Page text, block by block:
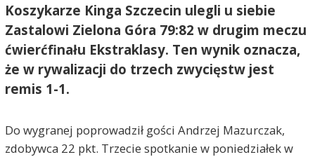
Koszykarze Kinga Szczecin ulegli u siebie
Zastalowi Zielona Góra 79:82 w drugim meczu
ćwierćfinału Ekstraklasy. Ten wynik oznacza,
że w rywalizacji do trzech zwycięstw jest
remis 1-1.
Do wygranej poprowadził gości Andrzej Mazurczak,
zdobywca 22 pkt. Trzecie spotkanie w poniedziałek w